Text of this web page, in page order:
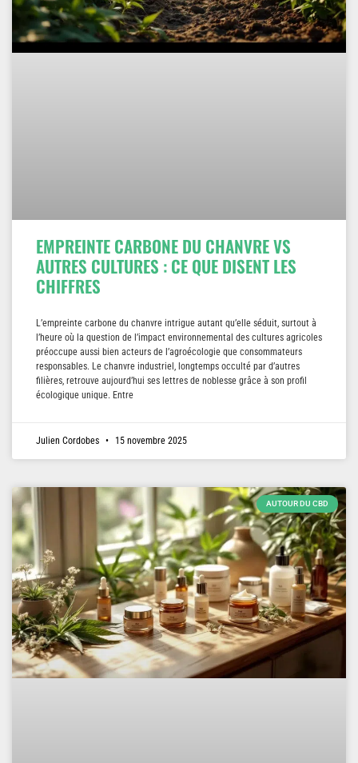
EMPREINTE CARBONE DU CHANVRE VS
AUTRES CULTURES : CE QUE DISENT LES
CHIFFRES
L’empreinte carbone du chanvre intrigue autant qu’elle séduit, surtout à
l’heure où la question de l’impact environnemental des cultures agricoles
préoccupe aussi bien acteurs de l’agroécologie que consommateurs
responsables. Le chanvre industriel, longtemps occulté par d’autres
filières, retrouve aujourd’hui ses lettres de noblesse grâce à son profil
écologique unique. Entre
Julien Cordobes 15 novembre 2025
AUTOUR DU CBD